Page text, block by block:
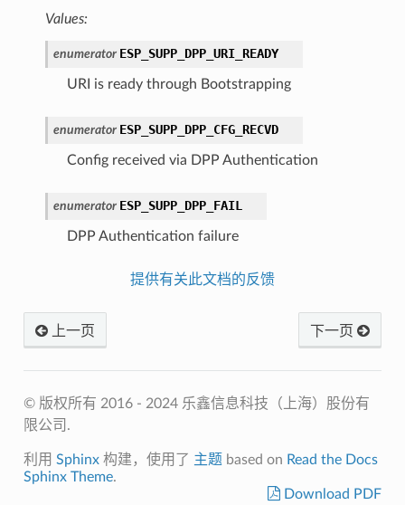
Values:
enumerator ESP_SUPP_DPP_URI_READY
URI is ready through Bootstrapping
enumerator ESP_SUPP_DPP_CFG_RECVD
Config received via DPP Authentication
enumerator ESP_SUPP_DPP_FAIL
DPP Authentication failure
提供有关此文档的反馈
上一页 下一页
© 版权所有 2016 - 2024 乐鑫信息科技（上海）股份有
限公司.
利用 Sphinx构建，使用了 主题 based on Read the Docs
Sphinx Theme.
Download PDF